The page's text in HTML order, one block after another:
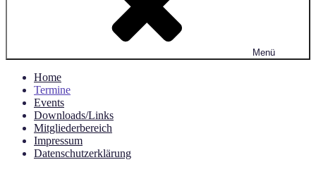
Menü
Home
Termine
Events
Downloads/Links
Mitgliederbereich
Impressum
Datenschutzerklärung